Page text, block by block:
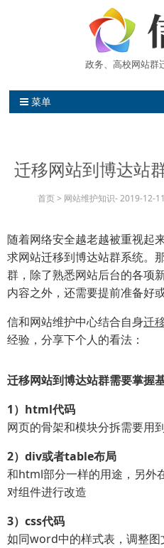
政务、高校网站群
信和网站维护中心 高校网站群建站
菜单
迁移网站到博达站
首页> 网站维护知识-2019-12-11
随着网络安全越老越被重视起
求网站迁移到博达站群系统。
群，除了熟悉网站后台的各项
内容之外，还需要提前准备好
信和网站维护中心结合自身迁
经验，分享下个人的看法：
迁移网站到博达站群需要掌握
1）html代码
网页的骨架和模块分拆需要用
2）div或者table布局
和html部分一样的用途，另外
对组件进行改造
3）css代码
如同word中的样式表，调整图